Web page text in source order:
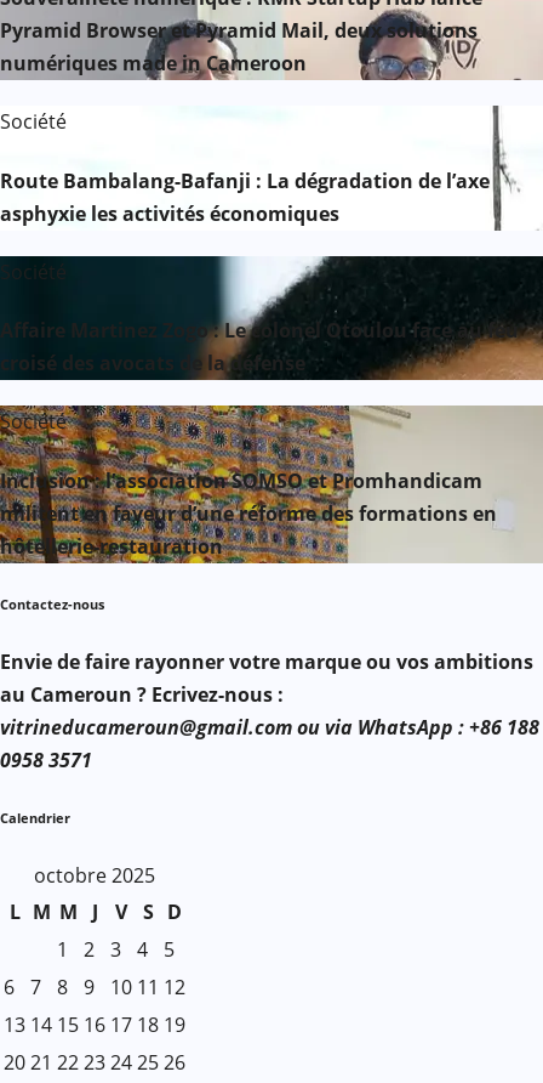
Pyramid Browser et Pyramid Mail, deux solutions
numériques made in Cameroon
Société
Route Bambalang-Bafanji : La dégradation de l’axe
asphyxie les activités économiques
Société
Affaire Martinez Zogo : Le colonel Otoulou face au feu
croisé des avocats de la défense
Société
Inclusion : l’association SOMSO et Promhandicam
militent en faveur d’une réforme des formations en
hôtellerie-restauration
Contactez-nous
Envie de faire rayonner votre marque ou vos ambitions
au Cameroun ? Ecrivez-nous :
vitrineducameroun@gmail.com ou via WhatsApp : +86 188
0958 3571
Calendrier
octobre 2025
L M M J V S D
1
2 3 4
5
6 7 8 9 10 11 12
13 14 15 16 17 18 19
2021 2223242526